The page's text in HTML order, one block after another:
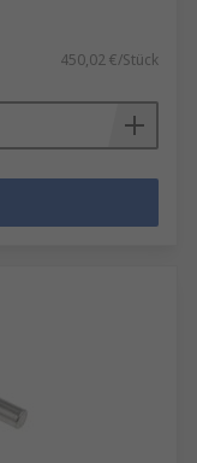
450,02 €/Stück